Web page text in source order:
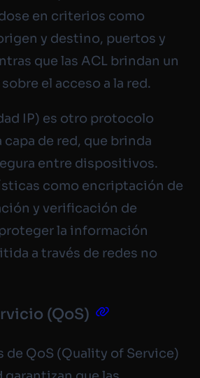
en criterios como
y destino, puertos y
que las ACL brindan un
el acceso a la red.
IP) es otro protocolo
de red, que brinda
entre dispositivos.
como encriptación de
y verificación de
la información
a través de redes no
(QoS)
de QoS (Quality of Service)